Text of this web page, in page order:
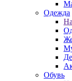
Одежда
Обувь